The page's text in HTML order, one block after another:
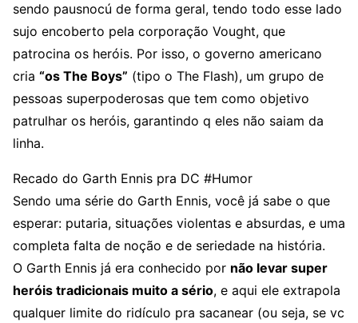
sendo pausnocú de forma geral, tendo todo esse lado
sujo encoberto pela corporação Vought, que
patrocina os heróis. Por isso, o governo americano
cria “os The Boys” (tipo o The Flash), um grupo de
pessoas superpoderosas que tem como objetivo
patrulhar os heróis, garantindo q eles não saiam da
linha.
Recado do Garth Ennis pra DC #Humor
Sendo uma série do Garth Ennis, você já sabe o que
esperar: putaria, situações violentas e absurdas, e uma
completa falta de noção e de seriedade na história.
O Garth Ennis já era conhecido por não levar super
heróis tradicionais muito a sério, e aqui ele extrapola
qualquer limite do ridículo pra sacanear (ou seja, se vc